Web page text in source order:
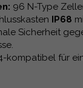
96 N-Type
IP68
Sicherheit
kompatibel für